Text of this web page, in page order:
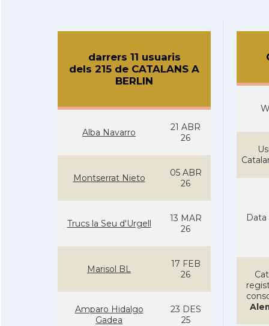
darrers 11 usuaris
dels 215 de CATALANS A
BERLIN
Alba Navarro
21 ABR
26
Montserrat Nieto
05 ABR
26
Trucs la Seu d'Urgell
13 MAR
26
Marisol BL
17 FEB
26
Amparo Hidalgo
Gadea
23 DES
25
Data